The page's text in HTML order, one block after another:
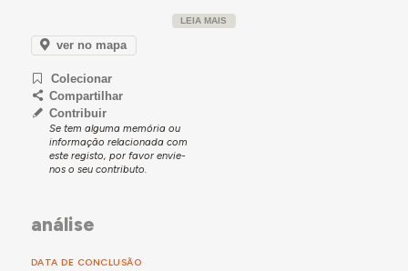
En 1943, las zonas contiguas al nuevo camino de
Ronda recibían proyectos de alcantarillado y red de
distribución de agua.
Todavía en 1942, un primer plano del grupo de
viviendas aparece titulado como “Obra Nacional de
Construcción de Casas para Caballeros Mutilados,
Empleados y Obreros. Grupo de Casas en Terrenos
Contiguos al Nuevo Camino de Ronda”. En el “Proyecto
de Grupo de Viviendas Protegidas” de septiembre de
María Auxiliadora, con las calles Yepes, el nuevo camino
de Ronda (Posteriormente Ronda de San Agustín), y
San Fulgencio, sin nombre en el plano. Se representan
LEIA MAIS
ver no mapa
Colecionar
Compartilhar
Contribuir
Se tem alguma memória ou
informação relacionada com
este registo, por favor envie-
nos o seu contributo.
análise
DATA DE CONCLUSÃO